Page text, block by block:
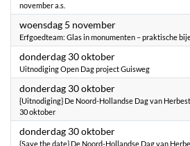
november a.s.
woensdag 5 november2025
Erfgoedteam: Glas in monumenten – praktische
donderdag 30 oktober2025
Uitnodiging Open Dag project Guisweg
donderdag 30 oktober2025
{Uitnodiging} De Noord-Hollandse Dag van
30 oktober
donderdag 30 oktober2025
{Save the date} De Noord-Hollandse Dag van